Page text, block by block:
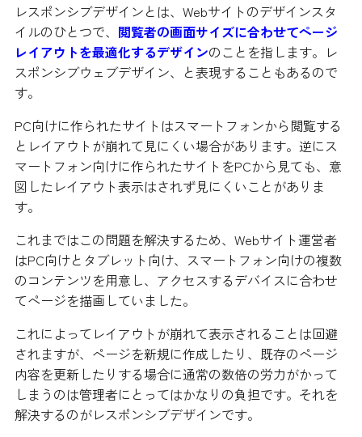
レスポンシブデザインとは、Webサイトのデザインスタ
イルのひとつで、 閲覧者の画面サイズに合わせてページ
レイアウトを最適化するデザインのことを指します。レ
スポンシブウェブデザイン、と表現することもあるので
す。
PC向けに作られたサイトはスマートフォンから閲覧する
とレイアウトが崩れて見にくい場合があります。逆にス
マートフォン向けに作られたサイトをPCから見ても、意
図したレイアウト表示はされず見にくいことがありま
す。
これまではこの問題を解決するため、Webサイト運営者
はPC向けとタブレット向け、スマートフォン向けの複数
のコンテンツを用意し、アクセスするデバイスに合わせ
てページを描画していました。
これによってレイアウトが崩れて表示されることは回避
されますが、ページを新規に作成したり、既存のページ
内容を更新したりする場合に通常の数倍の労力がかって
しまうのは管理者にとってはかなりの負担です。それを
解決するのがレスポンシブデザインです。